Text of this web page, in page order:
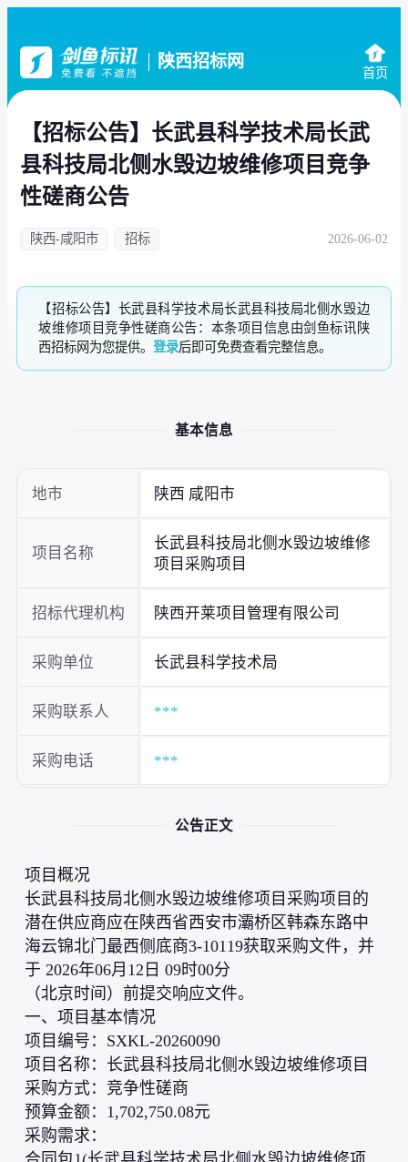
陕西招标网
首页
【招标公告】长武县科学技术局长武
县科技局北侧水毁边坡维修项目竞争
性磋商公告
陕西-咸阳市 招标 2026-06-02
【招标公告】长武县科学技术局长武县科技局北侧水毁边
坡维修项目竞争性磋商公告：本条项目信息由剑鱼标讯陕
西招标网为您提供。登录后即可免费查看完整信息。
基本信息
地市 陕西 咸阳市
项目名称
长武县科技局北侧水毁边坡维修
项目采购项目
招标代理机构 陕西开莱项目管理有限公司
采购单位 长武县科学技术局
采购联系人 ***
采购电话 ***
公告正文
项目概况
长武县科技局北侧水毁边坡维修项目采购项目的
潜在供应商应在陕西省西安市灞桥区韩森东路中
海云锦北门最西侧底商3-10119获取采购文件，并
于 2026年06月12日 09时00分
（北京时间）前提交响应文件。
一、项目基本情况
项目编号：SXKL-20260090
项目名称：长武县科技局北侧水毁边坡维修项目
采购方式：竞争性磋商
预算金额：1,702,750.08元
采购需求：